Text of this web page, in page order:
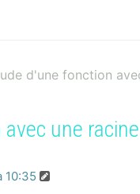
d'une fonction
une
10:35